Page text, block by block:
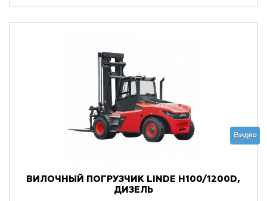
Видео
ВИЛОЧНЫЙ ПОГРУЗЧИК LINDE H100/1200D,
ДИЗЕЛЬ